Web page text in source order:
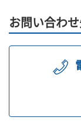
お問い合わ